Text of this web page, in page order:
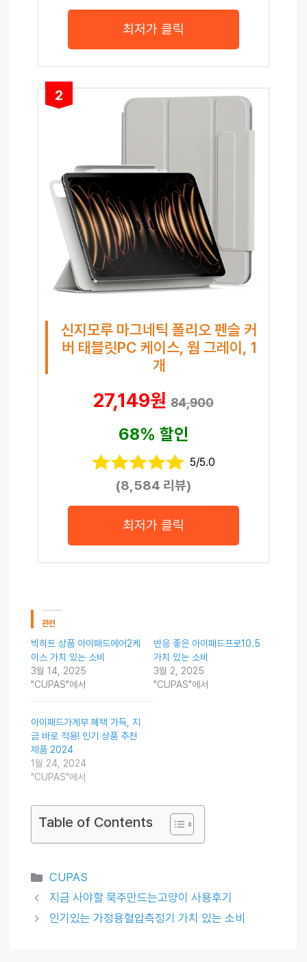
최저가 클릭
2
신지모루 마그네틱 폴리오 펜슬 커
버 태블릿PC 케이스, 웜 그레이, 1
개
27,149원 84,900
68% 할인
5/5.0
(8,584 리뷰)
최저가 클릭
관련
빅히트 상품 아이패드에어2케
이스 가치 있는 소비
3월 14, 2025
"CUPAS"에서
반응 좋은 아이패드프로10.5
가치 있는 소비
3월 2, 2025
"CUPAS"에서
아이패드가계부 혜택 가득, 지
금 바로 적용! 인기 상품 추천
제품 2024
1월 24, 2024
"CUPAS"에서
Table of Contents
Categories
CUPAS
지금 사야할 묵주만드는고양이 사용후기
인기있는 가정용혈압측정기 가치 있는 소비